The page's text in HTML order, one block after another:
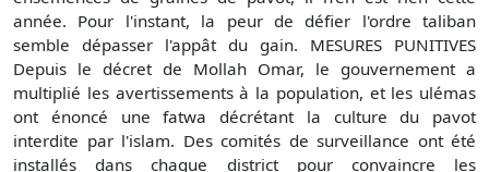
année. Pour l'instant, la peur de défier l'ordre taliban
semble dépasser l'appât du gain. MESURES PUNITIVES
Depuis le décret de Mollah Omar, le gouvernement a
multiplié les avertissements à la population, et les ulémas
ont énoncé une fatwa décrétant la culture du pavot
interdite par l'islam. Des comités de surveillance ont été
installés dans chaque district pour convaincre les